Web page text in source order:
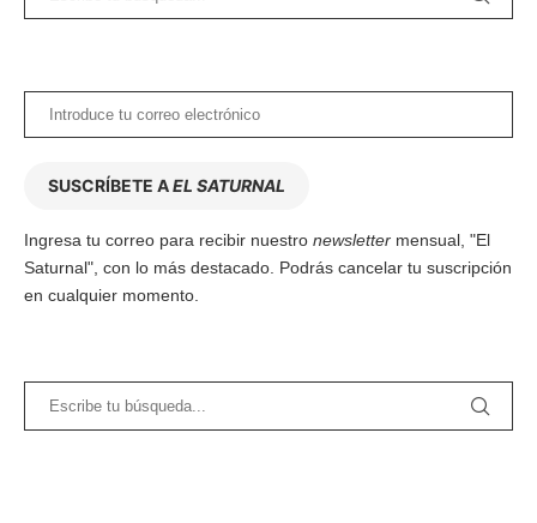
SUSCRÍBETE AEL SATURNAL
Ingresa tu correo para recibir nuestro newsletter mensual, "El
Saturnal", con lo más destacado. Podrás cancelar tu suscripción
en cualquier momento.